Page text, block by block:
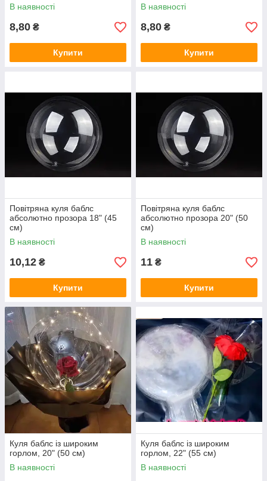
В наявності
8,80 ₴
Купити
В наявності
8,80 ₴
Купити
Повітряна куля баблс
абсолютно прозора 18" (45
см)
В наявності
10,12 ₴
Купити
Повітряна куля баблс
абсолютно прозора 20" (50
см)
В наявності
11 ₴
Купити
Куля баблс із широким
горлом, 20" (50 см)
В наявності
Куля баблс із широким
горлом, 22" (55 см)
В наявності